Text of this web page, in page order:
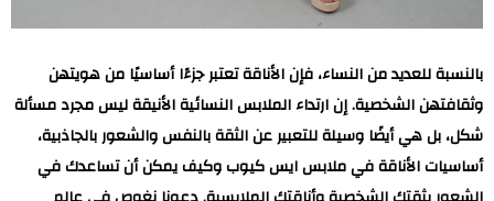
بالنسبة للعديد من النساء، فإن الأناقة تعتبر جزءًا أساسيًا من هويتهن
وثقافتهن الشخصية. إن ارتداء الملابس النسائية الأنيقة ليس مجرد مسألة
شكل، بل هي أيضًا وسيلة للتعبير عن الثقة بالنفس والشعور بالجاذبية،
أساسيات الأناقة في ملابس ايس كيوب وكيف يمكن أن تساعدك في